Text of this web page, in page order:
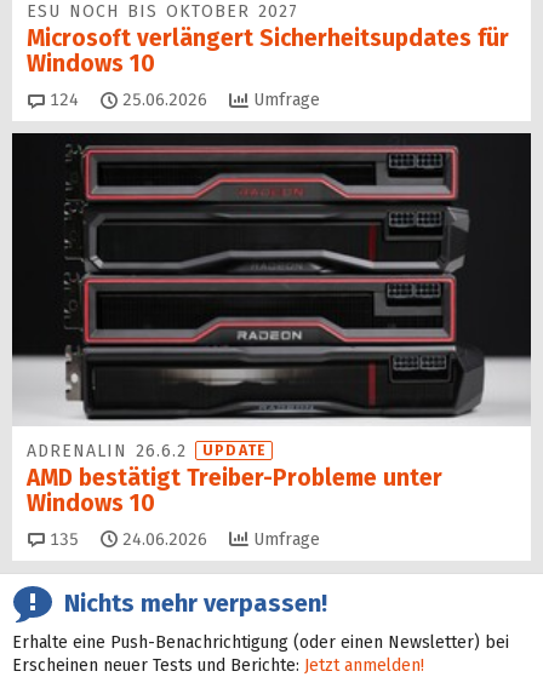
ESU NOCH BIS OKTOBER 2027
Microsoft verlängert Sicherheitsupdates für
Windows 10
124 Kommentare
25.06.2026 Umfrage
ADRENALIN 26.6.2 UPDATE
AMD bestätigt Treiber-Probleme unter
Windows 10
135 Kommentare
24.06.2026 Umfrage
Nichts mehr verpassen!
Erhalte eine Push-Benachrichtigung (oder einen Newsletter) bei
Erscheinen neuer Tests und Berichte: Jetzt anmelden!